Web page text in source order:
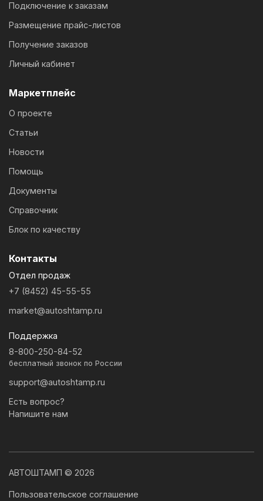
Подключение к заказам
Размещение прайс-листов
Получение заказов
Личный кабинет
Маркетплейс
О проекте
Статьи
Новости
Помощь
Документы
Справочник
Блок по качеству
Контакты
Отдел продаж
+7 (8452) 45-55-55
market@autoshtamp.ru
Поддержка
8-800-250-84-52
бесплатный звонок по России
support@autoshtamp.ru
Есть вопрос?
Напишите нам
АВТОШТАМП © 2026
Пользовательское соглашение